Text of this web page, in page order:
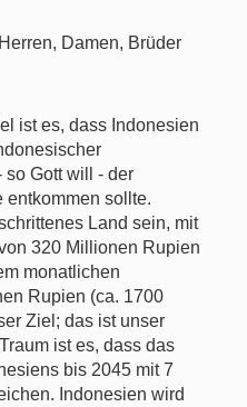
Damen, Brüder
ist es, dass Indonesien
Gott will - der
entkommen sollte.
Land sein, mit
320 Millionen Rupien
monatlichen
Rupien (ca. 1700
Ziel; das ist unser
ist es, dass das
bis 2045 mit 7
Indonesien wird